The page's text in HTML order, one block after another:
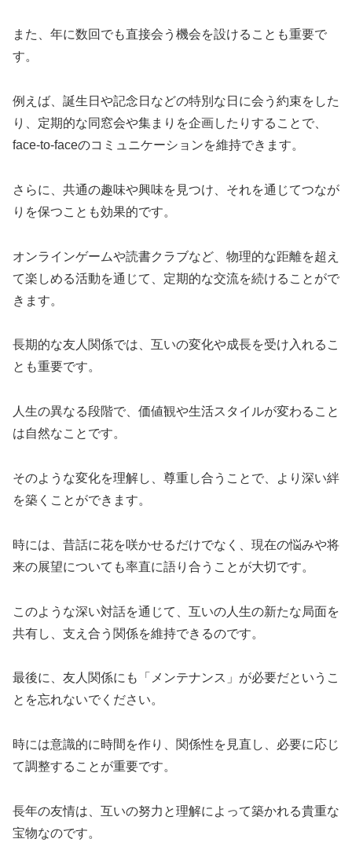
また、年に数回でも直接会う機会を設けることも重要で
す。
例えば、誕生日や記念日などの特別な日に会う約束をした
り、定期的な同窓会や集まりを企画したりすることで、
face-to-faceのコミュニケーションを維持できます。
さらに、共通の趣味や興味を見つけ、それを通じてつなが
りを保つことも効果的です。
オンラインゲームや読書クラブなど、物理的な距離を超え
て楽しめる活動を通じて、定期的な交流を続けることがで
きます。
長期的な友人関係では、互いの変化や成長を受け入れるこ
とも重要です。
人生の異なる段階で、価値観や生活スタイルが変わること
は自然なことです。
そのような変化を理解し、尊重し合うことで、より深い絆
を築くことができます。
時には、昔話に花を咲かせるだけでなく、現在の悩みや将
来の展望についても率直に語り合うことが大切です。
このような深い対話を通じて、互いの人生の新たな局面を
共有し、支え合う関係を維持できるのです。
最後に、友人関係にも「メンテナンス」が必要だというこ
とを忘れないでください。
時には意識的に時間を作り、関係性を見直し、必要に応じ
て調整することが重要です。
長年の友情は、互いの努力と理解によって築かれる貴重な
宝物なのです。